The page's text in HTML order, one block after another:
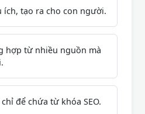
ích, tạo ra cho con người.
hợp từ nhiều nguồn mà
để chứa từ khóa SEO.